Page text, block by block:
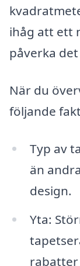
ihåg att ett
påverka
När du
följande
Typ av
än
design.
Yta: